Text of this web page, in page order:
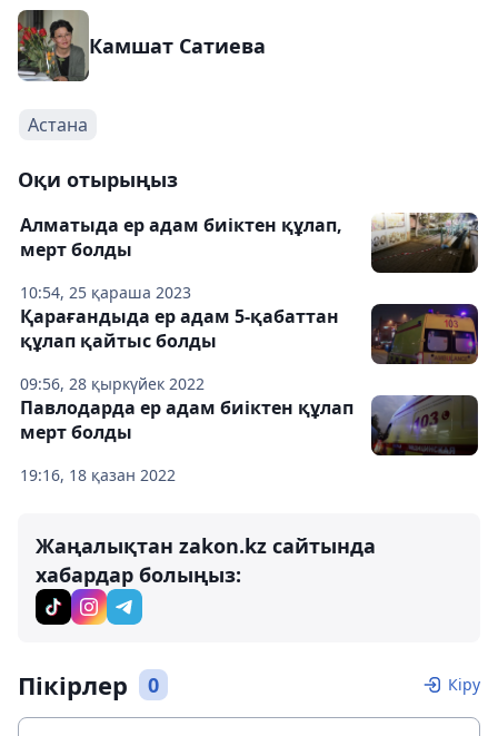
Камшат Сатиева
Астана
Оқи отырыңыз
10:54, 25 қараша 2023
Алматыда ер адам биіктен құлап,
мерт болды
09:56, 28 қыркүйек 2022
Қарағандыда ер адам 5-қабаттан
құлап қайтыс болды
19:16, 18 қазан 2022
Павлодарда ер адам биіктен құлап
мерт болды
Жаңалықтан zakon.kz сайтында
хабардар болыңыз:
Пікірлер 0 Кіру